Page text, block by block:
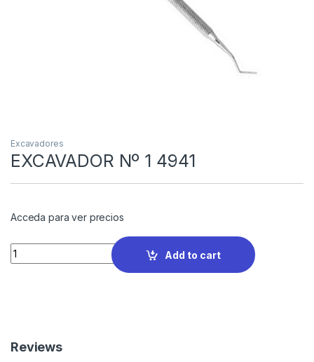
Excavadores
EXCAVADOR Nº 1 4941
Acceda para ver precios
Quantity
Add to cart
Reviews